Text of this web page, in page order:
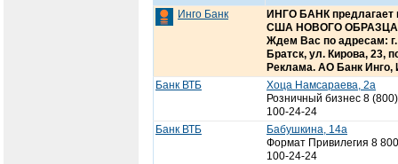
Инго Банк
ИНГО БАНК предлагает
США НОВОГО ОБРАЗЦА,
Ждем Вас по адресам: г.
Братск, ул. Кирова, 23,
Реклама. АО Банк Инго,
Банк ВТБ
Хоца Намсараева, 2а
Розничный бизнес 8 (800)
100-24-24
Банк ВТБ
Бабушкина, 14а
Формат Привилегия 8 800
100-24-24